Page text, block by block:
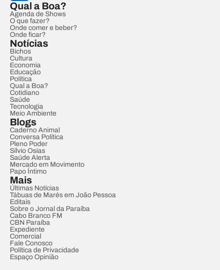
Qual a Boa?
Agenda de Shows
O que fazer?
Onde comer e beber?
Onde ficar?
Notícias
Bichos
Cultura
Economia
Educação
Política
Qual a Boa?
Cotidiano
Saúde
Tecnologia
Meio Ambiente
Blogs
Caderno Animal
Conversa Política
Pleno Poder
Sílvio Osias
Saúde Alerta
Mercado em Movimento
Papo Íntimo
Mais
Últimas Notícias
Tábuas de Marés em João Pessoa
Editais
Sobre o Jornal da Paraíba
Cabo Branco FM
CBN Paraíba
Expediente
Comercial
Fale Conosco
Política de Privacidade
Espaço Opinião